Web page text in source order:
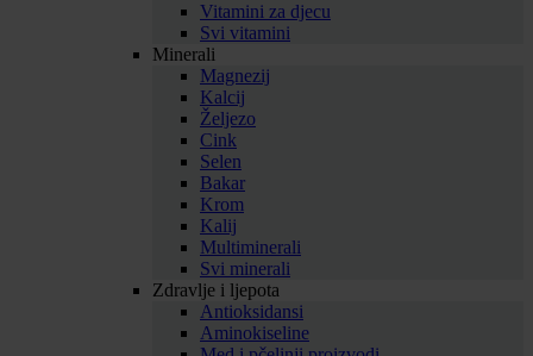
Vitamini za djecu
Svi vitamini
Minerali
Magnezij
Kalcij
Željezo
Cink
Selen
Bakar
Krom
Kalij
Multiminerali
Svi minerali
Zdravlje i ljepota
Antioksidansi
Aminokiseline